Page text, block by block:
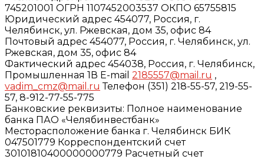
745201001 ОГРН 1107452003537 ОКПО 65755815
Юридический адрес 454077, Россия, г.
Челябинск, ул. Ржевская, дом 35, офис 84
Почтовый адрес 454077, Россия, г. Челябинск, ул.
Ржевская, дом 35, офис 84
Фактический адрес 454038, Россия, г. Челябинск,
Промышленная 1В E-mail 2185557@mail.ru ,
vadim_cmz@mail.ru Телефон (351) 218-55-57, 219-55-
57, 8-912-77-55-775
Банковские реквизиты: Полное наименование
банка ПАО «Челябинвестбанк»
Месторасположение банка г. Челябинск БИК
047501779 Корреспондентский счет
30101810400000000779 Расчетный счет